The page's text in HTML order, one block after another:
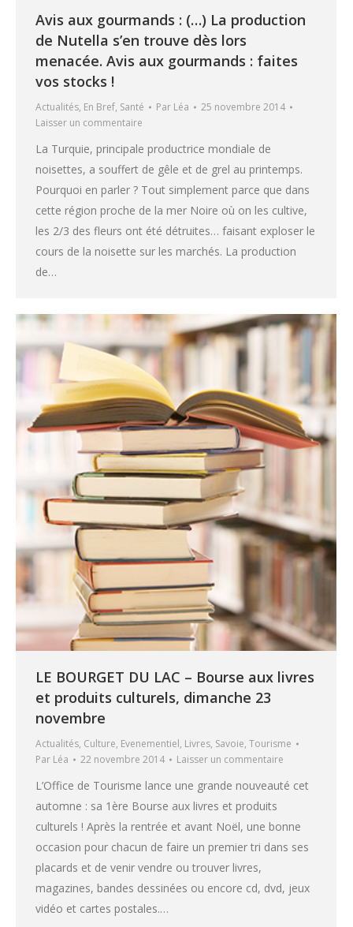
Avis aux gourmands : (…) La production
de Nutella s’en trouve dès lors
menacée. Avis aux gourmands : faites
vos stocks !
Actualités, En Bref, Santé Par Léa
25 novembre 2014
Laisser un commentaire
La Turquie, principale productrice mondiale de
noisettes, a souffert de gêle et de grel au printemps.
Pourquoi en parler ? Tout simplement parce que dans
cette région proche de la mer Noire où on les cultive,
les 2/3 des fleurs ont été détruites… faisant exploser le
cours de la noisette sur les marchés. La production
de…
LE BOURGET DU LAC – Bourse aux livres
et produits culturels, dimanche 23
novembre
Actualités, Culture, Evenementiel, Livres, Savoie, Tourisme
Par Léa 22 novembre 2014 Laisser un commentaire
L’Office de Tourisme lance une grande nouveauté cet
automne : sa 1ère Bourse aux livres et produits
culturels ! Après la rentrée et avant Noël, une bonne
occasion pour chacun de faire un premier tri dans ses
placards et de venir vendre ou trouver livres,
magazines, bandes dessinées ou encore cd, dvd, jeux
vidéo et cartes postales.…